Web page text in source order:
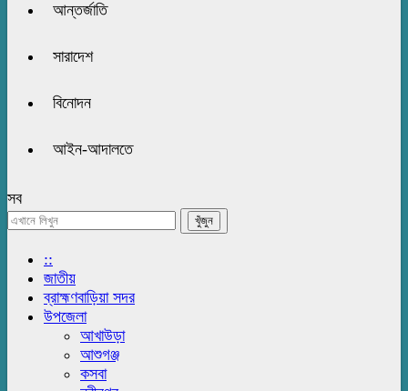
আন্তর্জাতি
সারাদেশ
বিনোদন
আইন-আদালতে
সব
::
জাতীয়
ব্রাহ্মণবাড়িয়া সদর
উপজেলা
আখাউড়া
আশুগঞ্জ
কসবা